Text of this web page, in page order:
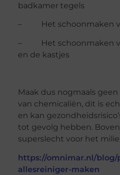
badkamer tegels
– Het schoonmaken
– Het schoonmaken
en de kastjes
Maak dus nogmaals
van chemicaliën, dit is
en kan
tot gevolg hebben.
superslecht voor het
https://omnimar.nl/blog/
allesreiniger-maken